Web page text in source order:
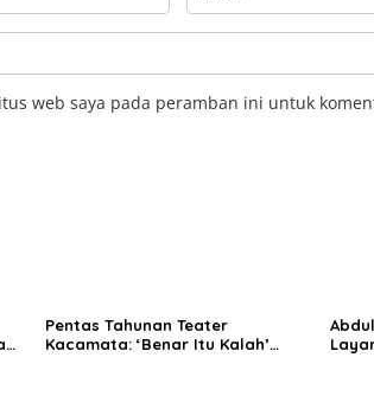
web saya pada peramban ini untuk
Pentas Tahunan Teater
Kacamata: ‘Benar Itu Kalah’